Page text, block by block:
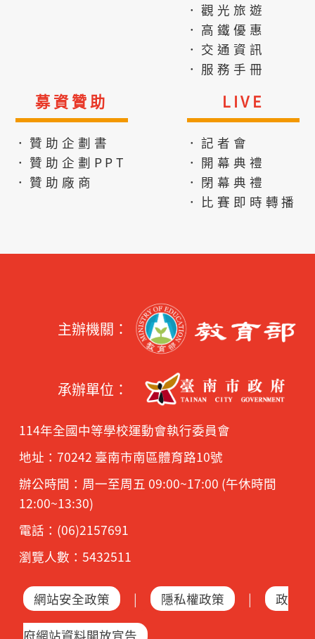
．觀光旅遊
．高鐵優惠
．交通資訊
．服務手冊
募資贊助
．贊助企劃書
．贊助企劃PPT
．贊助廠商
LIVE
．記者會
．開幕典禮
．閉幕典禮
．比賽即時轉播
主辦機關：
承辦單位：
114年全國中等學校運動會執行委員會
地址：70242 臺南市南區體育路10號
辦公時間：周一至周五 09:00~17:00 (午休時間
12:00~13:30)
電話：(06)2157691
瀏覽人數：5432511
網站安全政策 | 隱私權政策 | 政
府網站資料開放宣告